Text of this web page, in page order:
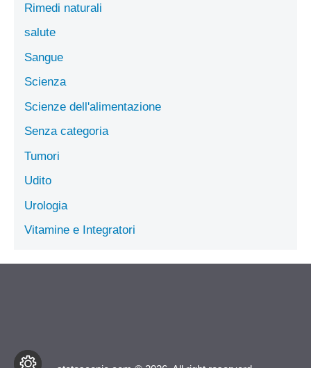
Rimedi naturali
salute
Sangue
Scienza
Scienze dell'alimentazione
Senza categoria
Tumori
Udito
Urologia
Vitamine e Integratori